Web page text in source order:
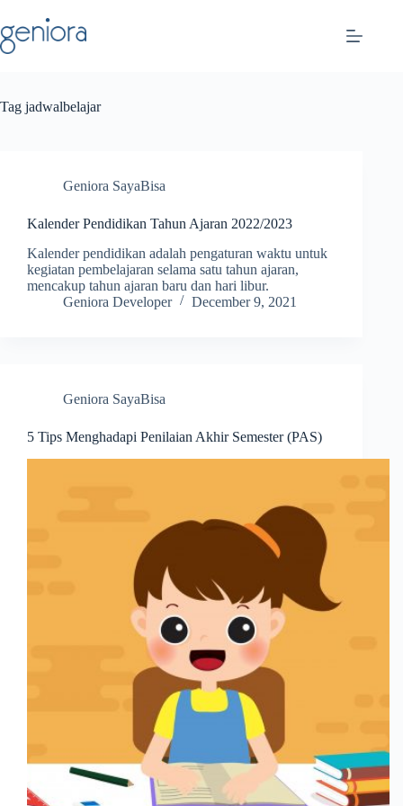
to
content
Tag jadwalbelajar
Geniora SayaBisa
Kalender Pendidikan Tahun Ajaran 2022/2023
Kalender pendidikan adalah pengaturan waktu untuk
kegiatan pembelajaran selama satu tahun ajaran,
mencakup tahun ajaran baru dan hari libur.
Geniora Developer
December 9, 2021
Geniora SayaBisa
5 Tips Menghadapi Penilaian Akhir Semester (PAS)